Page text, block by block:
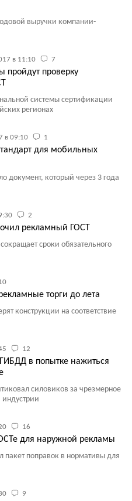
выручки компании-
в 11:10 7
пройдут проверку
системы сертификации
регионах
в 09:10 1
для мобильных
документ, который через 3 года
2
рекламный ГОСТ
сроки обязательного
торги до лета
конструкции на соответствие
12
в попытке нажиться
силовиков за чрезмерное
16
для наружной рекламы
пакет поправок в нормативы для
9